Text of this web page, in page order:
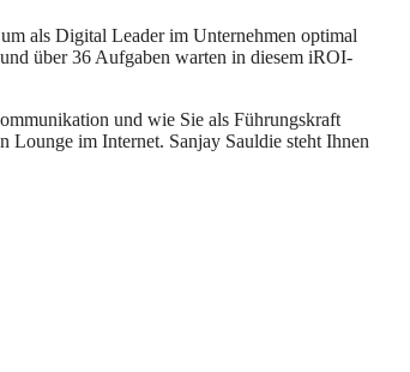
als Digital Leader im Unternehmen optimal
über 36 Aufgaben warten in diesem iROI-
und wie Sie als Führungskraft
im Internet. Sanjay Sauldie steht Ihnen